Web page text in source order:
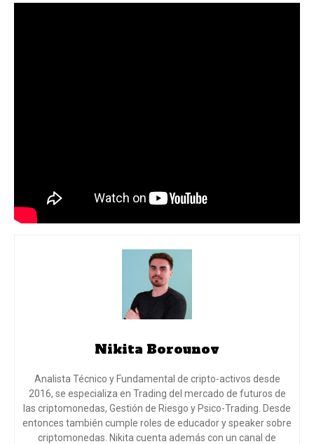
Nikita Borounov
Analista Técnico y Fundamental de cripto-activos desde
2016, se especializa en Trading del mercado de futuros de
las criptomonedas, Gestión de Riesgo y Psico-Trading. Desde
entonces también cumple roles de educador y speaker sobre
criptomonedas. Nikita cuenta además con un canal de